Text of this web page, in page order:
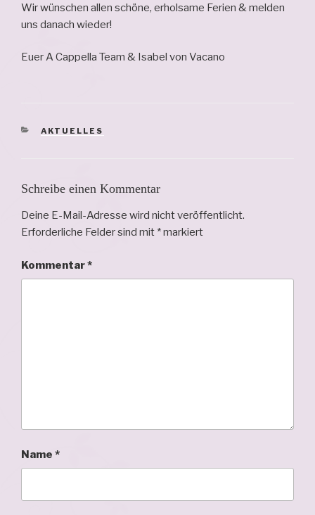
Wir wünschen allen schöne, erholsame Ferien & melden
uns danach wieder!
Euer A Cappella Team & Isabel von Vacano
KATEGORIEN
AKTUELLES
Schreibe einen Kommentar
Deine E-Mail-Adresse wird nicht veröffentlicht.
Erforderliche Felder sind mit *markiert
Kommentar*
Name *